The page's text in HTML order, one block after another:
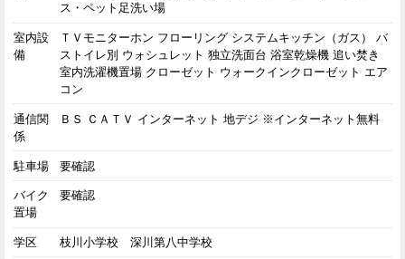
ス・ペット足洗い場
室内設
備
ＴＶモニターホン フローリング システムキッチン（ガス） バ
ストイレ別 ウォシュレット 独立洗面台 浴室乾燥機 追い焚き
室内洗濯機置場 クローゼット ウォークインクローゼット エア
コン
通信関
係
ＢＳ ＣＡＴＶ インターネット 地デジ ※インターネット無料
駐車場 要確認
バイク
置場
要確認
学区 枝川小学校 深川第八中学校